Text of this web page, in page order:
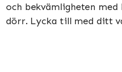
och bekvämligheten
dörr. Lycka till med ditt